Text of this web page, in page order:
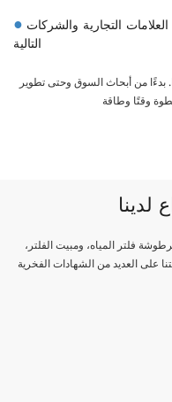
● التجارية والشركات
التالية
بدءًا من أبحاث السوق وحتى تطوير
لدينا
فلتر المياه، ومبيت الفلتر،